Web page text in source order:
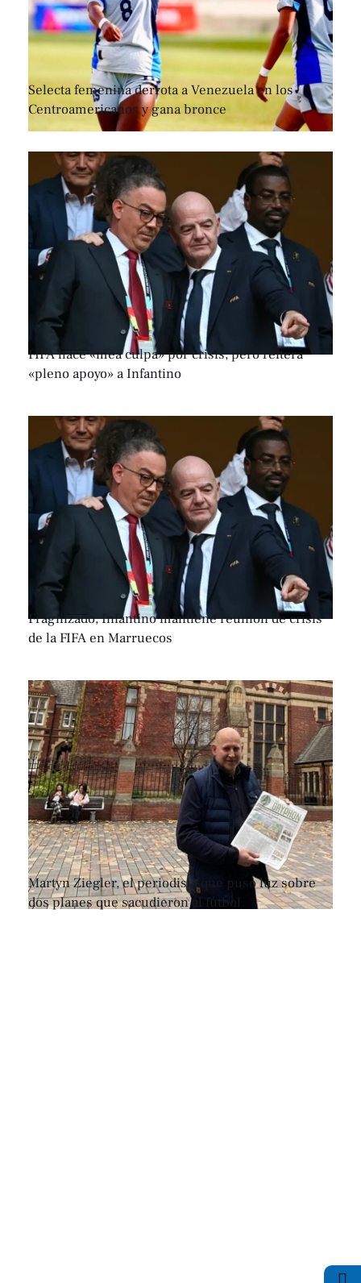
Selecta femenina derrota a Venezuela en los
Centroamericanos y gana bronce
FIFA hace «mea culpa» por crisis, pero reitera
«pleno apoyo» a Infantino
Fragilizado, Infantino mantiene reunión de crisis
de la FIFA en Marruecos
Martyn Ziegler, el periodista que puso luz sobre
dos planes que sacudieron al fútbol